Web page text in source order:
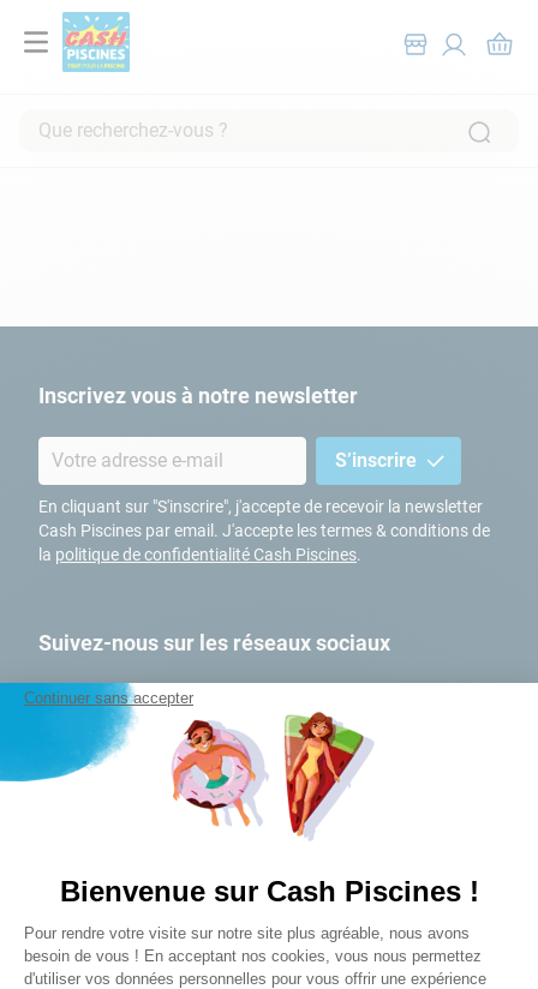
Que recherchez-vous ?
Inscrivez vous à notre newsletter
S’inscrire
En cliquant sur "S'inscrire", j'accepte de recevoir la newsletter
Cash Piscines par email. J'accepte les termes & conditions de
la politique de confidentialité Cash Piscines.
Suivez-nous sur les réseaux sociaux
Qui sommes-nous ?
Mon Club Cash
Nos magasins
Nos engagements RSE
5
7.
spa
8.
aspirateur piscine
9.
skimmer
Continuer sans accepter
Bienvenue sur Cash Piscines !
Plateforme de Gestion du
Pour rendre votre visite sur notre site plus agréable, nous avons
besoin de vous ! En acceptant nos cookies, vous nous permettez
d'utiliser vos données personnelles pour vous offrir une expérience
Axeptio consent